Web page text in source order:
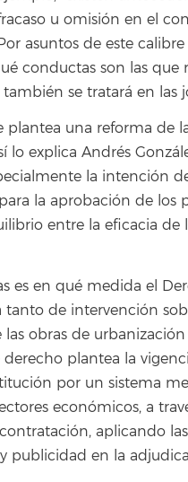
u omisión en el
asuntos de este calibre
conductas son las que
se tratará en las
plantea una reforma de
lo explica Andrés
la intención
la aprobación de los
entre la eficacia de
es en qué medida el
de intervención
obras de
plantea la
por un sistema
económicos, a
aplicando
publicidad en la